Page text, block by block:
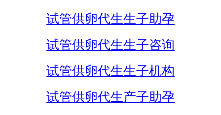
试管供卵代生生子助孕
试管供卵代生生子咨询
试管供卵代生生子机构
试管供卵代生产子助孕